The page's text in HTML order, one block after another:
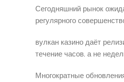
Сегодняшний рынок
регулярного
вулкан казино даёт
течение часов, а не
Многократные